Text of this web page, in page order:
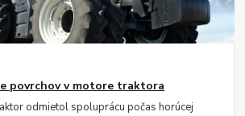
povrchov v motore traktora
odmietol spoluprácu počas horúcej